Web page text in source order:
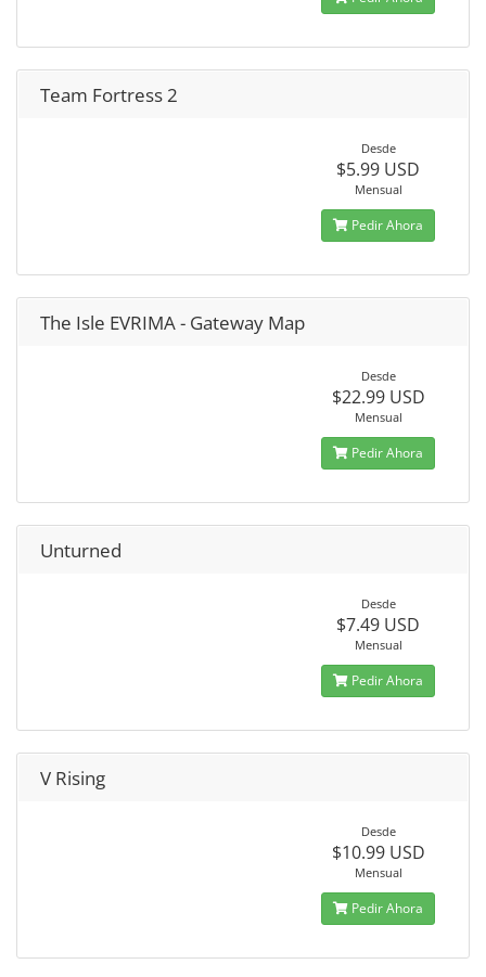
Team Fortress 2
Desde
$5.99 USD
Mensual
Pedir Ahora
The Isle EVRIMA - Gateway Map
Desde
$22.99 USD
Mensual
Pedir Ahora
Unturned
Desde
$7.49 USD
Mensual
Pedir Ahora
V Rising
Desde
$10.99 USD
Mensual
Pedir Ahora